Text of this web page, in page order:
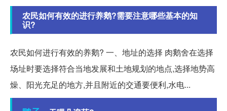
农民如何有效的进行养鹅?需要注意哪些基本的知
识?
农民如何进行有效的养鹅? 一、地址的选择 肉鹅舍在选择
场址时要选择符合当地发展和土地规划的地点,选择地势高
燥、阳光充足的地方,并且附近的交通要便利,水电...